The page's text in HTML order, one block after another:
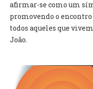
afirmar-se como um
promovendo o
todos aqueles que
João.